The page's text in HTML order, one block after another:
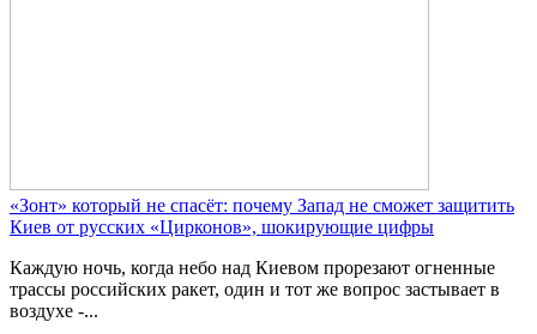
«Зонт» который не спасёт: почему Запад не сможет защитить
Киев от русских «Цирконов», шокирующие цифры
Каждую ночь, когда небо над Киевом прорезают огненные
трассы российских ракет, один и тот же вопрос застывает в
воздухе -...